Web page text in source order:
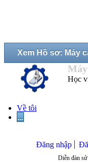
Xem Hồ sơ: Máy
Học
Về tôi
...
Đăng nhập
Diễn đàn